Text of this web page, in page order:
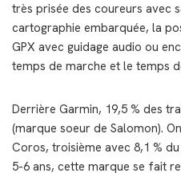
très prisée des coureurs avec
cartographie embarquée, la
GPX avec guidage audio ou
temps de marche et le temps
Derrière Garmin, 19,5 % des
(marque soeur de Salomon).
Coros, troisième avec 8,1 %
5-6 ans, cette marque se fait